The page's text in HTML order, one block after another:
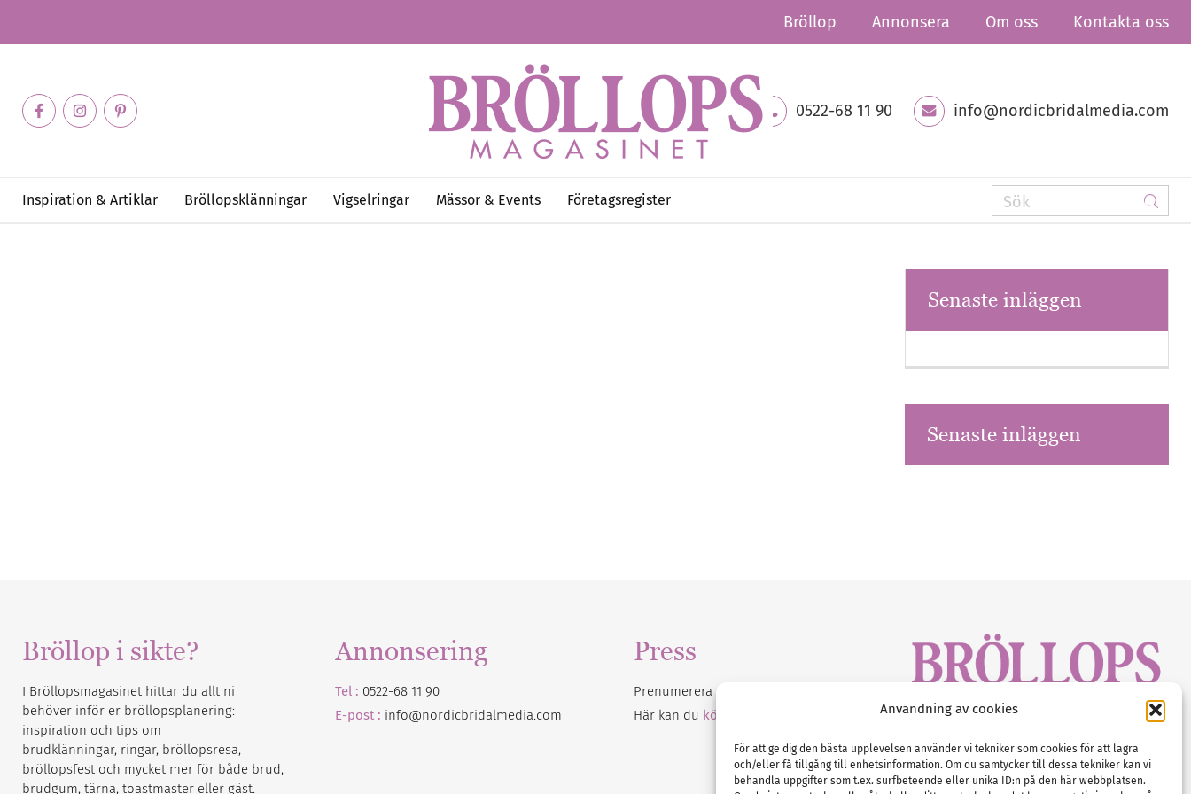
Användning av cookies
För att ge dig den bästa upplevelsen använder vi tekniker som cookies för att lagra
och/eller få tillgång till enhetsinformation. Om du samtycker till dessa tekniker kan vi
behandla uppgifter som t.ex. surfbeteende eller unika ID:n på den här webbplatsen.
Bröllop Annonsera Om oss Kontakta oss
0522-68 11 90 info@nordicbridalmedia.com
Inspiration & Artiklar Bröllopsklänningar Vigselringar Mässor & Events Företagsregister
Senaste inläggen
Senaste inläggen
Bröllop i sikte?
I Bröllopsmagasinet hittar du allt ni
behöver inför er bröllopsplanering:
inspiration och tips om
brudklänningar, ringar, bröllopsresa,
bröllopsfest och mycket mer för både brud,
brudgum, tärna, toastmaster eller gäst.
Annonsering
Tel : 0522-68 11 90
E-post : info@nordicbridalmedia.com
Press
Prenumerera på vårt
Här kan du köpa Bröllopsmagasinet
Tel :0522-68 11 90
E-post:info@nordicbridalmedia.com